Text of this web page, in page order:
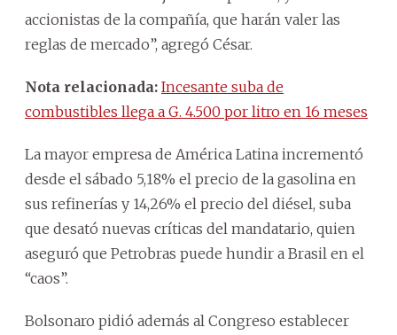
accionistas de la compañía, que harán valer las
reglas de mercado”, agregó César.
Nota relacionada: Incesante suba de
combustibles llega a G. 4.500 por litro en 16 meses
La mayor empresa de América Latina incrementó
desde el sábado 5,18% el precio de la gasolina en
sus refinerías y 14,26% el precio del diésel, suba
que desató nuevas críticas del mandatario, quien
aseguró que Petrobras puede hundir a Brasil en el
“caos”.
Bolsonaro pidió además al Congreso establecer